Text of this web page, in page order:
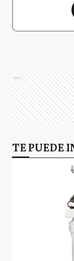
Ads
TE PUEDE